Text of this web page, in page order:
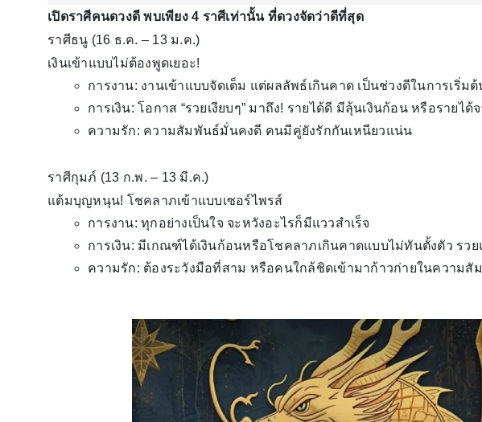
เปิดราศีคนดวงดี พบเพียง 4 ราศีเท่านั้น ที่ดวงจัดว่าดีที่สุด
ราศีธนู (16 ธ.ค. – 13 ม.ค.)
เงินเข้าแบบไม่ต้องพูดเยอะ!
การงาน: งานเข้าแบบจัดเต็ม แต่ผลลัพธ์เกินคาด เป็นช่วงดีในการเริ่ม
การเงิน: โอกาส “รวยเงียบๆ” มาถึง! รายได้ดี มีลุ้นเงินก้อน หรือรายได้
ความรัก: ความสัมพันธ์มั่นคงดี คนมีคู่ยังรักกันเหนียวแน่น
ราศีกุมภ์ (13 ก.พ. – 13 มี.ค.)
แต้มบุญหนุน! โชคลาภเข้าแบบเซอร์ไพรส์
การงาน: ทุกอย่างเป็นใจ จะหวังอะไรก็มีแววสำเร็จ
การเงิน: มีเกณฑ์ได้เงินก้อนหรือโชคลาภเกินคาดแบบไม่ทันตั้งตัว รวย
ความรัก: ต้องระวังมือที่สาม หรือคนใกล้ชิดเข้ามาก้าวก่ายในความสั